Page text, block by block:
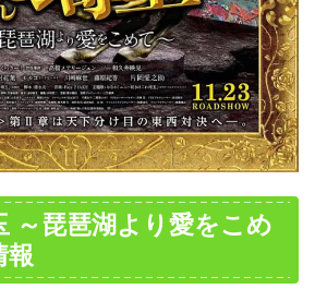
～琵琶湖より愛をこめ
報